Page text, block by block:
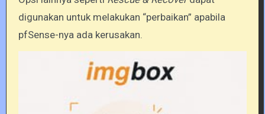
digunakan untuk melakukan “perbaikan” apabila
pfSense-nya ada kerusakan.